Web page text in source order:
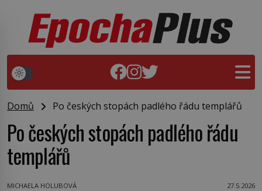
Domů Po českých stopách padlého řádu templářů
Po českých stopách padlého řádu
templářů
MICHAELA HOLUBOVÁ 27.5.2026